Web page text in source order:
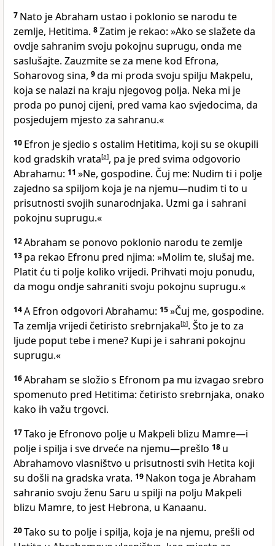
7 Nato je Abraham ustao i poklonio se narodu te
zemlje, Hetitima. 8Zatim je rekao: »Ako se slažete da
ovdje sahranim svoju pokojnu suprugu, onda me
saslušajte. Zauzmite se za mene kod Efrona,
Soharovog sina, 9da mi proda svoju spilju Makpelu,
koja se nalazi na kraju njegovog polja. Neka mi je
proda po punoj cijeni, pred vama kao svjedocima, da
posjedujem mjesto za sahranu.«
10 Efron je sjedio s ostalim Hetitima, koji su se okupili
kod gradskih vrata[a], pa je pred svima odgovorio
Abrahamu: 11 »Ne, gospodine. Čuj me: Nudim ti i polje
zajedno sa spiljom koja je na njemu—nudim ti to u
prisutnosti svojih sunarodnjaka. Uzmi ga i sahrani
pokojnu suprugu.«
12Abraham se ponovo poklonio narodu te zemlje
13 pa rekao Efronu pred njima: »Molim te, slušaj me.
Platit ću ti polje koliko vrijedi. Prihvati moju ponudu,
da mogu ondje sahraniti svoju pokojnu suprugu.«
14A Efron odgovori Abrahamu: 15»Čuj me, gospodine.
Ta zemlja vrijedi četiristo srebrnjaka[b]. Što je to za
ljude poput tebe i mene? Kupi je i sahrani pokojnu
suprugu.«
16Abraham se složio s Efronom pa mu izvagao srebro
spomenuto pred Hetitima: četiristo srebrnjaka, onako
kako ih važu trgovci.
17Tako je Efronovo polje u Makpeli blizu Mamre—i
polje i spilja i sve drveće na njemu—prešlo 18 u
Abrahamovo vlasništvo u prisutnosti svih Hetita koji
su došli na gradska vrata. 19 Nakon toga je Abraham
sahranio svoju ženu Saru u spilji na polju Makpeli
blizu Mamre, to jest Hebrona, u Kanaanu.
20Tako su to polje i spilja, koja je na njemu, prešli od